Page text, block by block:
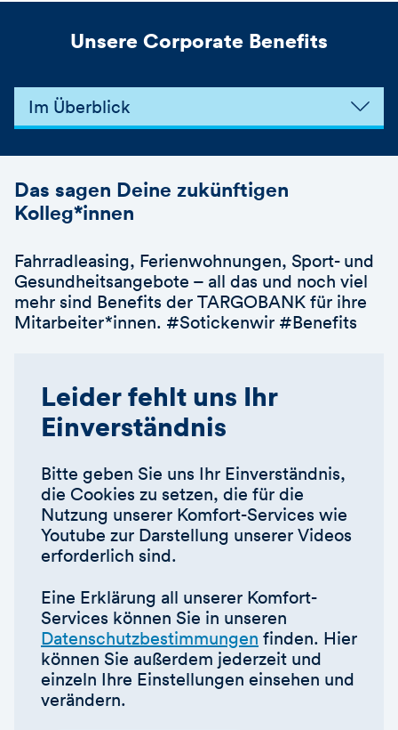
Unsere Corporate Benefits
Im Überblick
Das sagen Deine zukünftigen
Kolleg*innen
Fahrradleasing, Ferienwohnungen, Sport- und
Gesundheitsangebote – all das und noch viel
mehr sind Benefits der TARGOBANK für ihre
Mitarbeiter*innen. #Sotickenwir #Benefits
Leider fehlt uns Ihr
Einverständnis
Bitte geben Sie uns Ihr Einverständnis,
die Cookies zu setzen, die für die
Nutzung unserer Komfort-Services wie
Youtube zur Darstellung unserer Videos
erforderlich sind.
Eine Erklärung all unserer Komfort-
Services können Sie in unseren
Datenschutzbestimmungen finden. Hier
können Sie außerdem jederzeit und
einzeln Ihre Einstellungen einsehen und
verändern.